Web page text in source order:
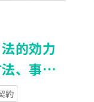
的効力
、事例
約